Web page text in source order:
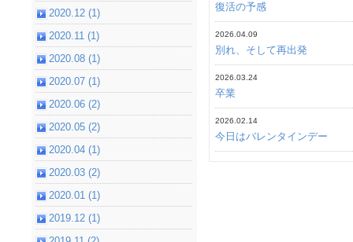
復活の予感
2026.04.09
別れ、そして再出発
2026.03.24
卒業
2026.02.14
今日はバレンタインデー
2020.12 (1)
2020.11 (1)
2020.08 (1)
2020.07 (1)
2020.06 (2)
2020.05 (2)
2020.04 (1)
2020.03 (2)
2020.01 (1)
2019.12 (1)